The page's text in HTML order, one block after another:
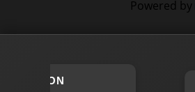
Powered by